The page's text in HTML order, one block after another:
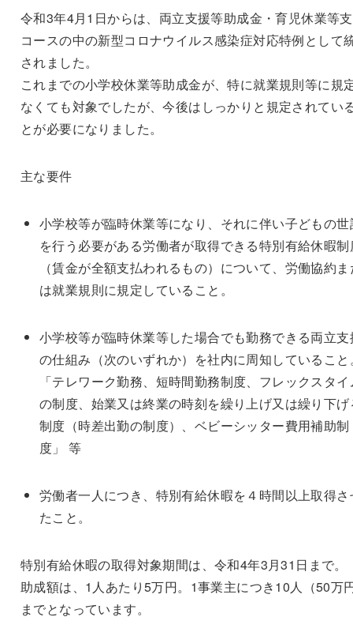
令和3年4月1日からは、両立支援等助成金・育児休業等
コースの中の新型コロナウイルス感染症対応特例として
されました。
これまでの小学校休業等助成金が、特に就業規則等に規
なくても対象でしたが、今後はしっかりと規定されてい
とが必要になりました。
主な要件
小学校等が臨時休業等になり、それに伴い子どもの世
を行う必要がある労働者が取得できる特別有給休暇制
（賃金が全額支払われるもの）について、労働協約ま
は就業規則に規定していること。
小学校等が臨時休業等した場合でも勤務できる両立支
の仕組み（次のいずれか）を社内に周知していること
「テレワーク勤務、短時間勤務制度、フレックスタイ
の制度、始業又は終業の時刻を繰り上げ又は繰り下げ
制度（時差出勤の制度）、ベビーシッター費用補助制
度」 等
労働者一人につき、特別有給休暇を４時間以上取得さ
たこと。
特別有給休暇の取得対象期間は、令和4年3月31日まで。
助成額は、1人あたり5万円。1事業主につき10人（50万
までとなっています。